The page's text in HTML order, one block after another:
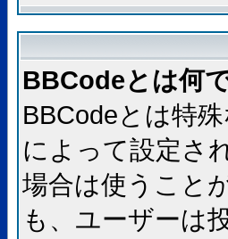
BBCodeとは何
BBCodeとは特
によって設定さ
場合は使うこと
も、ユーザーは